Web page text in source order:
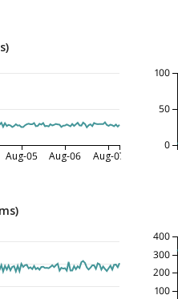
Aug-05 Aug-06 Aug-07
0
50
100
100
200
300
400